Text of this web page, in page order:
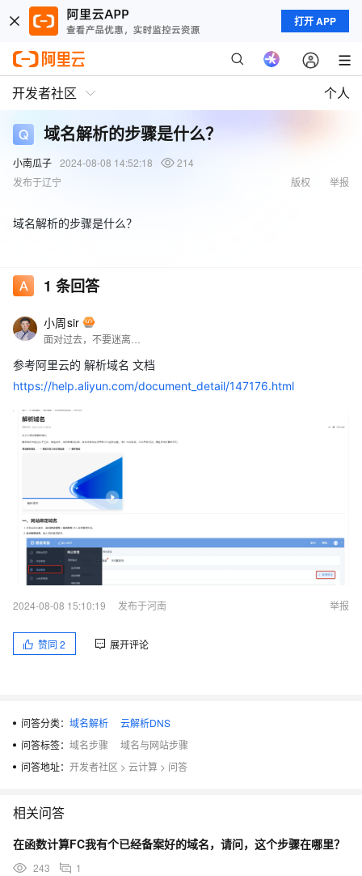
打开 APP
开发者社区 个人
域名解析的步骤是什么？
小南瓜子 2024-08-08 14:52:18
214
发布于辽宁
举报
版权
域名解析的步骤是什么？
1 条回答
小周sir
参考阿里云的 解析域名 文档
https://help.aliyun.com/document_detail/147176.html
2024-08-08 15:10:19 发布于河南 举报
赞同 2 展开评论
问答分类： 域名解析
云解析DNS
问答标签： 域名步骤
域名与网站步骤
问答地址： 开发者社区 > 云计算 > 问答
相关问答
在函数计算FC我有个已经备案好的域名，请问，这个步骤在哪里？
243 1